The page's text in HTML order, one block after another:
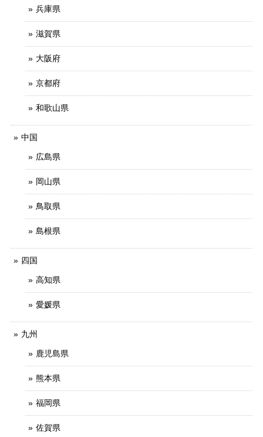
兵庫県
滋賀県
大阪府
京都府
和歌山県
中国
広島県
岡山県
鳥取県
島根県
四国
高知県
愛媛県
九州
鹿児島県
熊本県
福岡県
佐賀県